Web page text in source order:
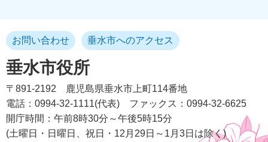
垂水市役所
お問い合わせ 垂水市へのアクセス
〒891-2192
鹿児島県垂水市上町114番地
電話：0994-32-1111(代表)
ファックス：0994-32-6625
開庁時間：午前8時30分～午後5時15分
(土曜日・日曜日、祝日・12月29日～1月3日は除く)